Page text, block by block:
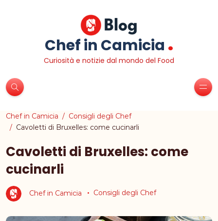
Chef in Camicia .
Curiosità e notizie dal mondo del Food
Chef in Camicia
Consigli degli Chef
Cavoletti di Bruxelles: come cucinarli
Cavoletti di Bruxelles: come
cucinarli
Chef in Camicia Consigli degli Chef